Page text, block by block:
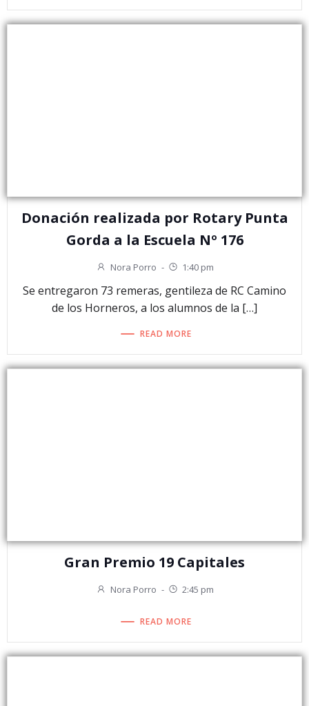
Donación realizada por Rotary Punta
Gorda a la Escuela Nº 176
Nora Porro - 1:40 pm
Se entregaron 73 remeras, gentileza de RC Camino
de los Horneros, a los alumnos de la […]
READ MORE
Gran Premio 19 Capitales
Nora Porro - 2:45 pm
READ MORE